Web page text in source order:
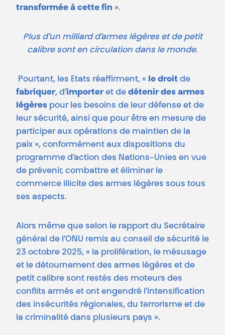
transformée à cette fin ».
Plus d’un milliard d’armes légères et de petit
calibre sont en circulation dans le monde.
Pourtant, les Etats réaffirment, « le droit de
fabriquer, d’importeret de détenir des armes
légères pour les besoins de leur défense et de
leur sécurité, ainsi que pour être en mesure de
participer aux opérations de maintien de la
paix », conformément aux dispositions du
programme d’action des Nations-Unies en vue
de prévenir, combattre et éliminer le
commerce illicite des armes légères sous tous
ses aspects.
Alors même que selon le rapport du Secrétaire
général de l’ONU remis au conseil de sécurité le
23 octobre 2025, « la prolifération, le mésusage
et le détournement des armes légères et de
petit calibre sont restés des moteurs des
conflits armés et ont engendré l’intensification
des insécurités régionales, du terrorisme et de
la criminalité dans plusieurs pays ».